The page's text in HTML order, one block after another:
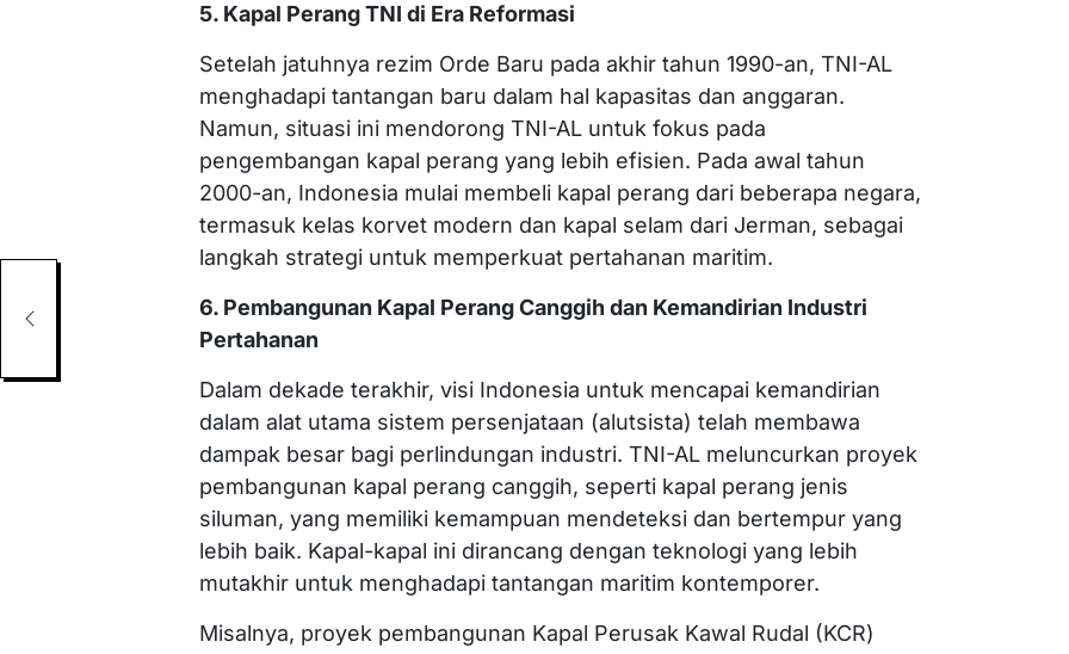
5. Kapal Perang TNI di Era Reformasi
Setelah jatuhnya rezim Orde Baru pada akhir tahun 1990-an, TNI-AL
menghadapi tantangan baru dalam hal kapasitas dan anggaran.
Namun, situasi ini mendorong TNI-AL untuk fokus pada
pengembangan kapal perang yang lebih efisien. Pada awal tahun
2000-an, Indonesia mulai membeli kapal perang dari beberapa negara,
termasuk kelas korvet modern dan kapal selam dari Jerman, sebagai
langkah strategi untuk memperkuat pertahanan maritim.
6. Pembangunan Kapal Perang Canggih dan Kemandirian Industri
Pertahanan
Dalam dekade terakhir, visi Indonesia untuk mencapai kemandirian
dalam alat utama sistem persenjataan (alutsista) telah membawa
dampak besar bagi perlindungan industri. TNI-AL meluncurkan proyek
pembangunan kapal perang canggih, seperti kapal perang jenis
siluman, yang memiliki kemampuan mendeteksi dan bertempur yang
lebih baik. Kapal-kapal ini dirancang dengan teknologi yang lebih
mutakhir untuk menghadapi tantangan maritim kontemporer.
Misalnya, proyek pembangunan Kapal Perusak Kawal Rudal (KCR)